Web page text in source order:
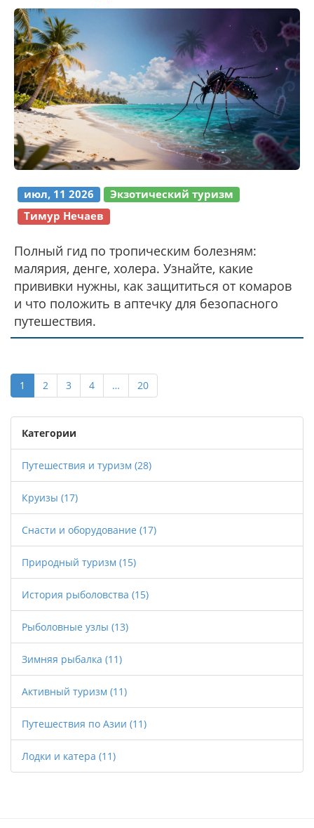
июл, 11 2026
Экзотический туризм
Тимур Нечаев
Полный гид по тропическим болезням:
малярия, денге, холера. Узнайте, какие
прививки нужны, как защититься от комаров
и что положить в аптечку для безопасного
путешествия.
1 2 3 4 … 20
Категории
Путешествия и туризм (28)
Круизы (17)
Снасти и оборудование (17)
Природный туризм (15)
История рыболовства (15)
Рыболовные узлы (13)
Зимняя рыбалка (11)
Активный туризм (11)
Путешествия по Азии (11)
Лодки и катера (11)